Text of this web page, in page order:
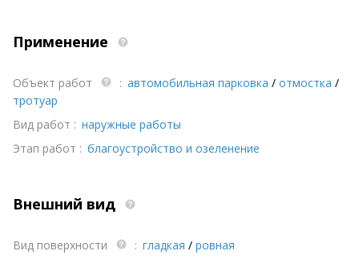
Применение
Объект работ : автомобильная парковка / отмостка /
тротуар
Вид работ : наружные работы
Этап работ : благоустройство и озеленение
Внешний вид
Вид поверхности : гладкая / ровная